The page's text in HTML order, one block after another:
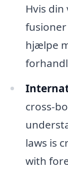
Hvis
hjælpe
cross-
laws is
with